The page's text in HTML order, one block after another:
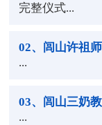
完整仪式...
02、闾山许祖
...
03、闾山三奶
...